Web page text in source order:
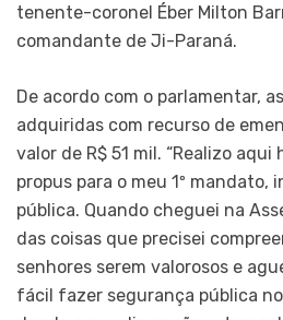
tenente-coronel Éber Milton
comandante de Ji-Paraná.
De acordo com o parlamentar,
adquiridas com recurso de
valor de R$ 51 mil. “Realizo
propus para o meu 1º mandato,
pública. Quando cheguei na
das coisas que precisei
senhores serem valorosos e
fácil fazer segurança pública